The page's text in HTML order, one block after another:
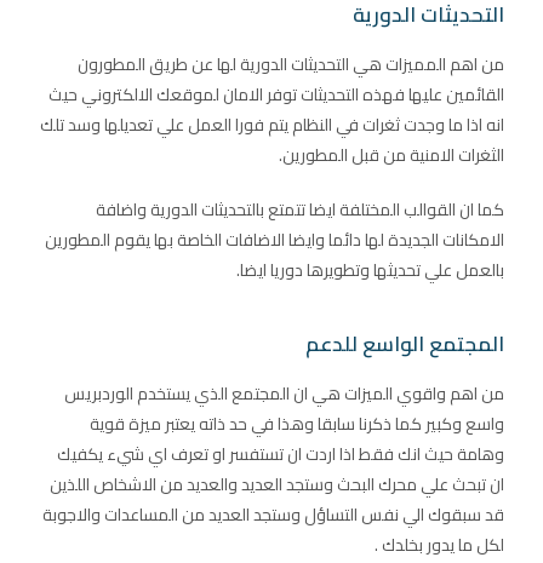
التحديثات الدورية
من اهم المميزات هي التحديثات الدورية لها عن طريق المطورون
القائمين عليها فهذه التحديثات توفر الامان لموقعك الالكتروني حيث
انه اذا ما وجدت ثغرات في النظام يتم فورا العمل علي تعديلها وسد تلك
الثغرات الامنية من قبل المطورين.
كما ان القوالب المختلفة ايضا تتمتع بالتحديثات الدورية واضافة
الامكانات الجديدة لها دائما وايضا الاضافات الخاصة بها يقوم المطورين
بالعمل علي تحديثها وتطويرها دوريا ايضا.
المجتمع الواسع للدعم
من اهم واقوي الميزات هي ان المجتمع الذي يستخدم الوردبريس
واسع وكبير كما ذكرنا سابقا وهذا في حد ذاته يعتبر ميزة قوية
وهامة حيث انك فقط اذا اردت ان تستفسر او تعرف اي شيء يكفيك
ان تبحث علي محرك البحث وستجد العديد والعديد من الاشخاص اللذين
قد سبقوك الي نفس التساؤل وستجد العديد من المساعدات والاجوبة
لكل ما يدور بخلدك .